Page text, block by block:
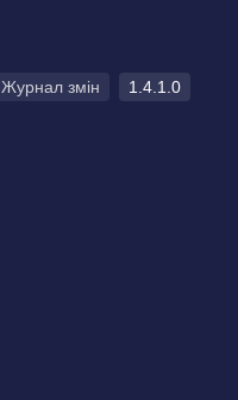
Журнал змін 1.4.1.0